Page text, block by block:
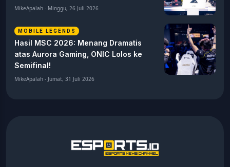
MikeApalah - Minggu, 26 Juli 2026
MOBILE LEGENDS
Hasil MSC 2026: Menang Dramatis
atas Aurora Gaming, ONIC Lolos ke
Semifinal!
MikeApalah - Jumat, 31 Juli 2026